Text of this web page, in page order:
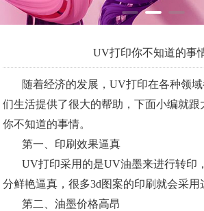
UV打印你不知道的事
随着经济的发展，UV打印在各种领
们生活提供了很大的帮助，下面小编就
你不知道的事情。
第一、印刷效果逼真
UV打印采用的是UV油墨来进行转印
分鲜艳逼真，很多3d图案的印刷就会采用
第二、油墨价格高昂